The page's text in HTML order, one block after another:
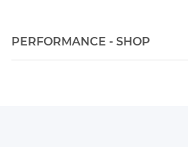
PERFORMANCE - SHOP